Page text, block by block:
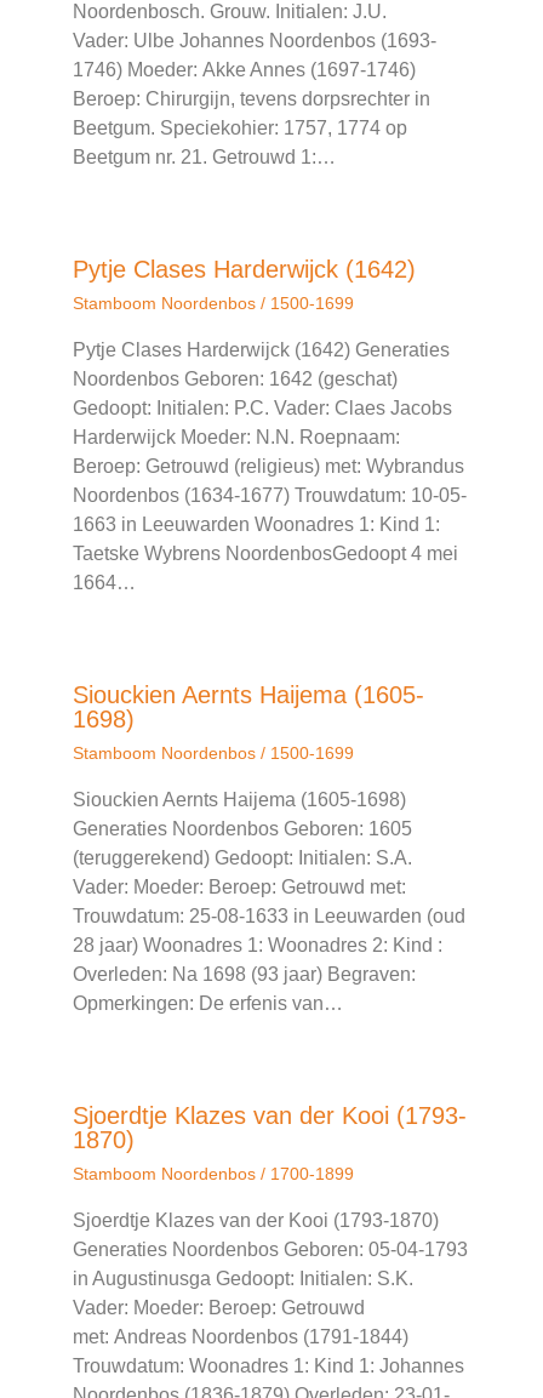
Noordenbosch. Grouw. Initialen: J.U.
Vader: Ulbe Johannes Noordenbos (1693-
1746) Moeder: Akke Annes (1697-1746)
Beroep: Chirurgijn, tevens dorpsrechter in
Beetgum. Speciekohier: 1757, 1774 op
Beetgum nr. 21. Getrouwd 1:…
Stamboom Noordenbos / 1500-1699
Pytje Clases Harderwijck (1642) Generaties
Noordenbos Geboren: 1642 (geschat)
Gedoopt: Initialen: P.C. Vader: Claes Jacobs
Harderwijck Moeder: N.N. Roepnaam:
Beroep: Getrouwd (religieus) met: Wybrandus
Noordenbos (1634-1677)‎‏‎ Trouwdatum: 10-05-
1663 in Leeuwarden Woonadres 1: Kind 1:
Taetske Wybrens Noordenbos‏‎Gedoopt ‎4 mei
1664…
Siouckien Aernts Haijema (1605-
1698)
Stamboom Noordenbos / 1500-1699
Siouckien Aernts Haijema (1605-1698)
Generaties Noordenbos Geboren: 1605
(teruggerekend) Gedoopt: Initialen: S.A.
Vader: Moeder: Beroep: Getrouwd met:
Trouwdatum: 25-08-1633 in Leeuwarden (oud
28 jaar) Woonadres 1: Woonadres 2: Kind :
Overleden: Na 1698 (93 jaar) Begraven:
Opmerkingen: De erfenis van…
Sjoerdtje Klazes van der Kooi (1793-
1870)
Stamboom Noordenbos / 1700-1899
Sjoerdtje Klazes van der Kooi (1793-1870)
Generaties Noordenbos Geboren: 05-04-1793
in Augustinusga Gedoopt: Initialen: S.K.
Vader: Moeder: Beroep: Getrouwd
met: Andreas Noordenbos (1791-1844)
Trouwdatum: Woonadres 1: Kind 1: Johannes